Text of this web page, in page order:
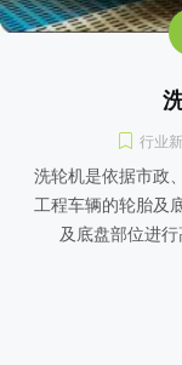
行业
洗轮机是依据市政
工程车辆的轮胎及
及底盘部位进